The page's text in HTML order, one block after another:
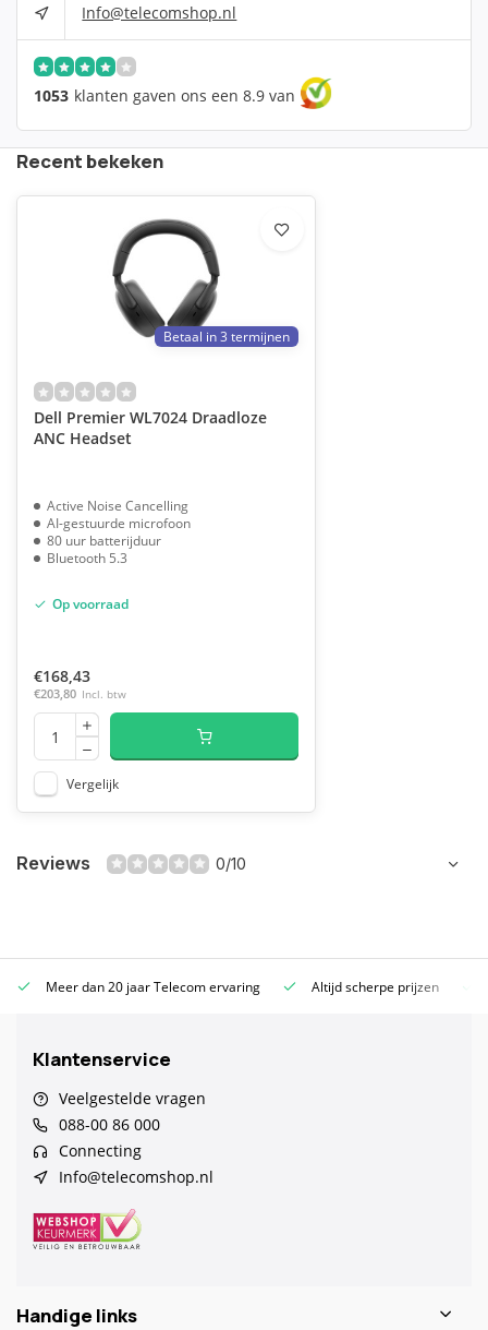
Info@telecomshop.nl
1053 klanten gaven ons een 8.9 van
Recent bekeken
Betaal in 3 termijnen
Dell Premier WL7024 Draadloze
ANC Headset
Active Noise Cancelling
AI-gestuurde microfoon
80 uur batterijduur
Bluetooth 5.3
Op voorraad
€168,43
€203,80 Incl. btw
Vergelijk
Reviews 0/10
Meer dan 20 jaar Telecom ervaring Altijd scherpe prijzen
Klantenservice
Veelgestelde vragen
088-00 86 000
Connecting
Info@telecomshop.nl
Handige links